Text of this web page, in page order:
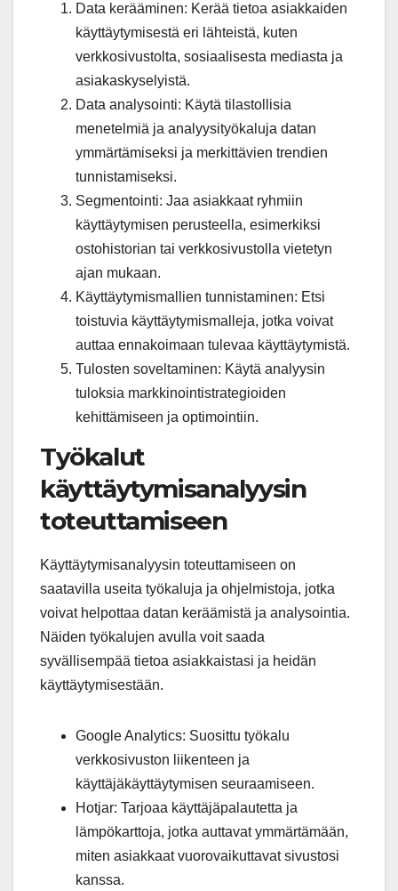
Data kerääminen: Kerää tietoa asiakkaiden
käyttäytymisestä eri lähteistä, kuten
verkkosivustolta, sosiaalisesta mediasta ja
asiakaskyselyistä.
Data analysointi: Käytä tilastollisia
menetelmiä ja analyysityökaluja datan
ymmärtämiseksi ja merkittävien trendien
tunnistamiseksi.
Segmentointi: Jaa asiakkaat ryhmiin
käyttäytymisen perusteella, esimerkiksi
ostohistorian tai verkkosivustolla vietetyn
ajan mukaan.
Käyttäytymismallien tunnistaminen: Etsi
toistuvia käyttäytymismalleja, jotka voivat
auttaa ennakoimaan tulevaa käyttäytymistä.
Tulosten soveltaminen: Käytä analyysin
tuloksia markkinointistrategioiden
kehittämiseen ja optimointiin.
Työkalut
käyttäytymisanalyysin
toteuttamiseen
Käyttäytymisanalyysin toteuttamiseen on
saatavilla useita työkaluja ja ohjelmistoja, jotka
voivat helpottaa datan keräämistä ja analysointia.
Näiden työkalujen avulla voit saada
syvällisempää tietoa asiakkaistasi ja heidän
käyttäytymisestään.
Google Analytics: Suosittu työkalu
verkkosivuston liikenteen ja
käyttäjäkäyttäytymisen seuraamiseen.
Hotjar: Tarjoaa käyttäjäpalautetta ja
lämpökarttoja, jotka auttavat ymmärtämään,
miten asiakkaat vuorovaikuttavat sivustosi
kanssa.